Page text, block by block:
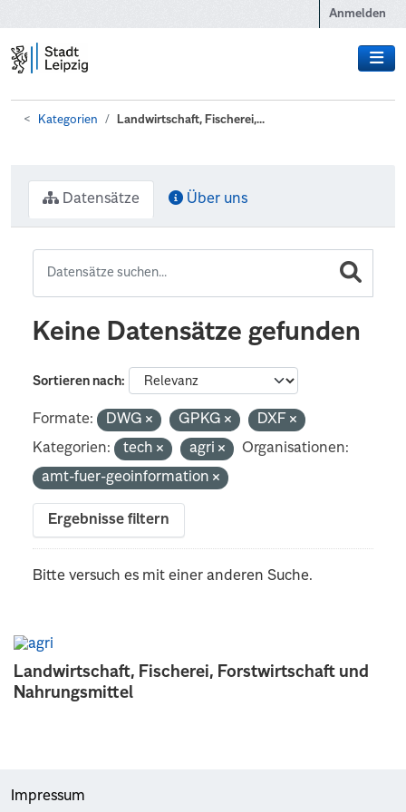
Anmelden
Kategorien Landwirtschaft, Fischerei,...
Landwirtschaft, Fischerei, Forstwirtschaft und
Nahrungsmittel
Datensätze Über uns
Keine Datensätze gefunden
Sortieren nach
Formate: DWG GPKG
DXF
Kategorien:
tech agri
Organisationen:
amt-fuer-geoinformation
Ergebnisse filtern
Bitte versuch es mit einer anderen Suche.
Impressum